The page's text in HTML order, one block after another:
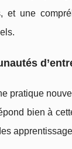
et une
pratique
bien à